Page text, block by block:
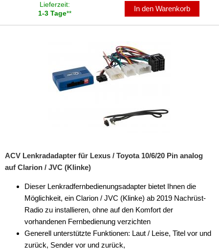
für Lexus
für Massey Ferguson
für Mini
für Mitsubishi
für Nissan
für Oldsmobil
für Opel
Lieferzeit:
1-3 Tage**
In den Warenkorb
ACV Lenkradadapter für Lexus / Toyota 10/6/20 Pin analog
auf Clarion / JVC (Klinke)
Dieser Lenkradfernbedienungsadapter bietet Ihnen die
Möglichkeit, ein Clarion / JVC (Klinke) ab 2019 Nachrüst-
Radio zu installieren, ohne auf den Komfort der
vorhandenen Fernbedienung verzichten
Generell unterstützte Funktionen: Laut / Leise, Titel vor und
zurück, Sender vor und zurück,